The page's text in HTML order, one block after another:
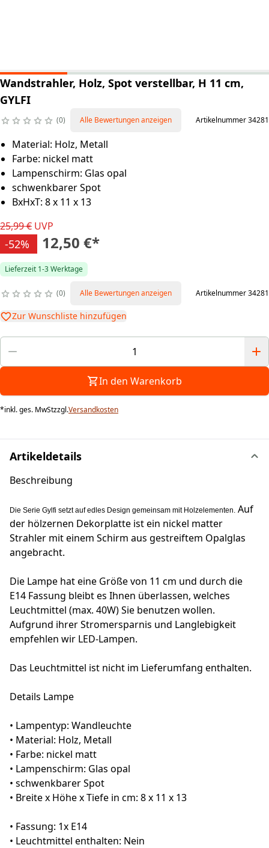
Wandstrahler, Holz, Spot verstellbar, H 11 cm,
GYLFI
0 Alle Bewertungen anzeigen Artikelnummer 34281
Material: Holz, Metall
Farbe: nickel matt
Lampenschirm: Glas opal
schwenkbarer Spot
BxHxT: 8 x 11 x 13
25,99 € UVP
-52% 12,50 €*
Lieferzeit 1-3 Werktage
0 Alle Bewertungen anzeigen Artikelnummer 34281
Zur Wunschliste hinzufügen
In den Warenkorb
*inkl. ges. MwStzzgl.Versandkosten
Artikeldetails
Beschreibung
Die Serie Gylfi setzt auf edles Design gemeinsam mit Holzelementen. Auf
der hölzernen Dekorplatte ist ein nickel matter
Strahler mit einem Schirm aus gestreiftem Opalglas
angebracht.
Die Lampe hat eine Größe von 11 cm und durch die
E14 Fassung bleibt es Ihnen überlassen, welches
Leuchtmittel (max. 40W) Sie benutzen wollen.
Aufgrund ihrer Stromersparnis und Langlebigkeit
empfehlen wir LED-Lampen.
Das Leuchtmittel ist nicht im Lieferumfang enthalten.
Details Lampe
• Lampentyp: Wandleuchte
• Material: Holz, Metall
• Farbe: nickel matt
• Lampenschirm: Glas opal
• schwenkbarer Spot
• Breite x Höhe x Tiefe in cm: 8 x 11 x 13
• Fassung: 1x E14
• Leuchtmittel enthalten: Nein